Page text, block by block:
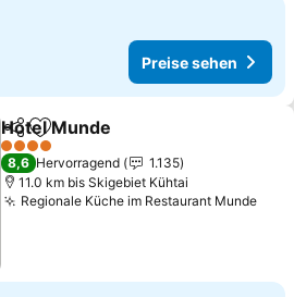
Preise sehen
TeilenZu Favoriten hinzufügen
Hotel Munde
4 Sterne
8,6 Hervorragend
1.135
11.0 km bis Skigebiet Kühtai
Regionale Küche im Restaurant Munde